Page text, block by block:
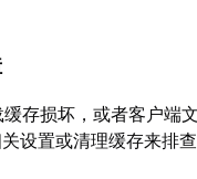
存损坏，或者客户端
设置或清理缓存来排查